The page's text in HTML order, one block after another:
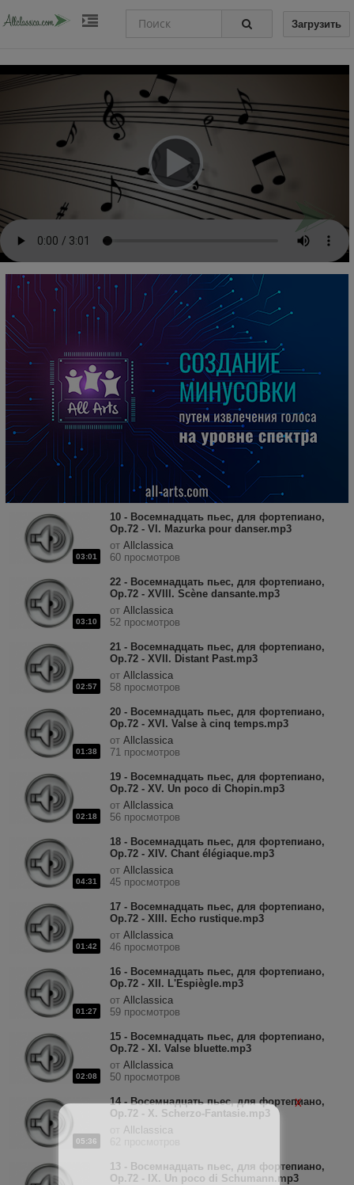
Загрузить
03:01
10 - Восемнадцать пьес, для фортепиано,
Op.72 - VI. Mazurka pour danser.mp3
от Allclassica
60 просмотров
03:10
22 - Восемнадцать пьес, для фортепиано,
Op.72 - XVIII. Scène dansante.mp3
от Allclassica
52 просмотров
02:57
21 - Восемнадцать пьес, для фортепиано,
Op.72 - XVII. Distant Past.mp3
от Allclassica
58 просмотров
01:38
20 - Восемнадцать пьес, для фортепиано,
Op.72 - XVI. Valse à cinq temps.mp3
от Allclassica
71 просмотров
02:18
19 - Восемнадцать пьес, для фортепиано,
Op.72 - XV. Un poco di Chopin.mp3
от Allclassica
56 просмотров
04:31
18 - Восемнадцать пьес, для фортепиано,
Op.72 - XIV. Chant élégiaque.mp3
от Allclassica
45 просмотров
01:42
17 - Восемнадцать пьес, для фортепиано,
Op.72 - XIII. Echo rustique.mp3
от Allclassica
46 просмотров
01:27
16 - Восемнадцать пьес, для фортепиано,
Op.72 - XII. L'Espiègle.mp3
от Allclassica
59 просмотров
02:08
15 - Восемнадцать пьес, для фортепиано,
Op.72 - XI. Valse bluette.mp3
от Allclassica
50 просмотров
05:36
14 - Восемнадцать пьес, для фортепиано,
Op.72 - X. Scherzo-Fantasie.mp3
Allclassica
13 - Восемнадцать пьес, для фортепиано,
Op.72 - IX. Un poco di Schumann.mp3
X